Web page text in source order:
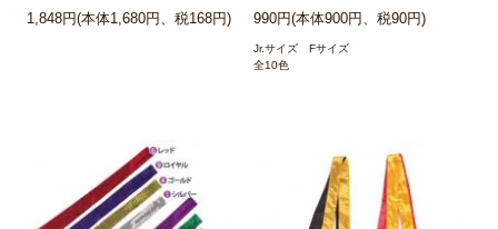
1,848円(本体1,680円、税168円) 990円(本体900円、税90円)
Jr.サイズ Fサイズ
全10色